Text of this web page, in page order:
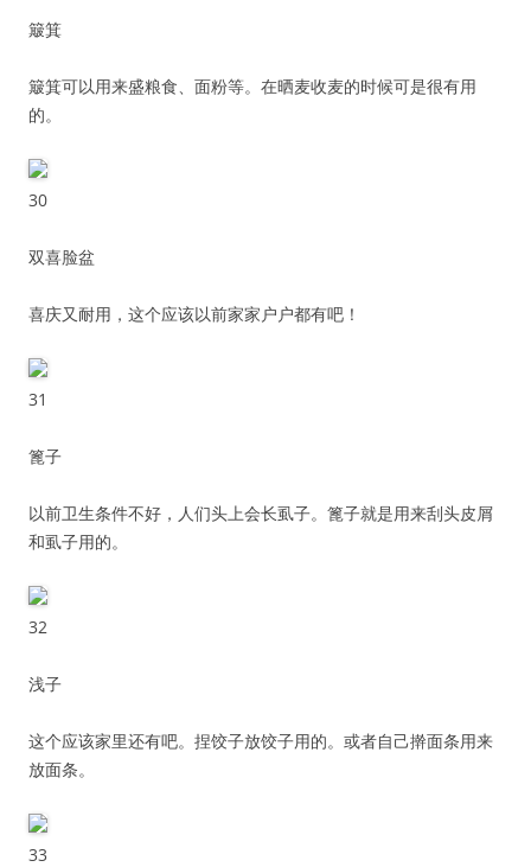
簸箕
簸箕可以用来盛粮食、面粉等。在晒麦收麦的时候可是很有用
的。
30
双喜脸盆
喜庆又耐用，这个应该以前家家户户都有吧！
31
篦子
以前卫生条件不好，人们头上会长虱子。篦子就是用来刮头皮屑
和虱子用的。
32
浅子
这个应该家里还有吧。捏饺子放饺子用的。或者自己擀面条用来
放面条。
33